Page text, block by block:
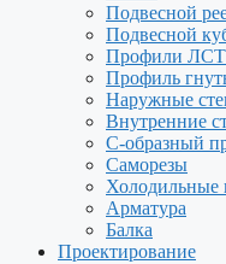
Подвесной
Подвесной
Профили
Профиль
Наружные
Внутренние
С-образный
Саморезы
Холодильные
Арматура
Балка
Проектирование